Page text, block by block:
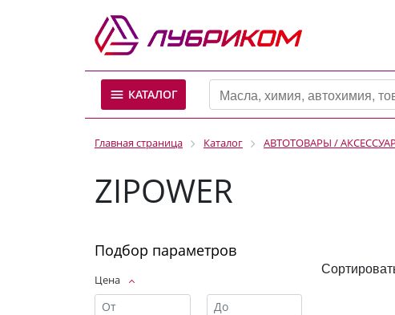
КАТАЛОГ
Главная страница Каталог АВТОТОВАРЫ /
ZIPOWER
Подбор параметров
Цена